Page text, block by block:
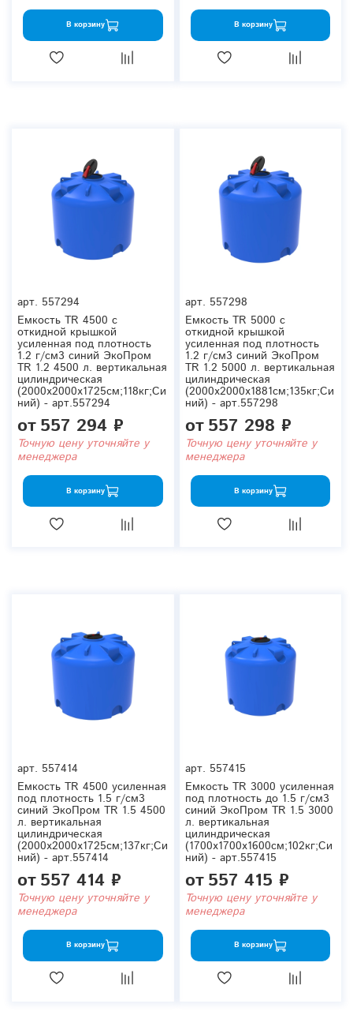
В корзину В корзину
арт. 557294
Емкость TR 4500 с
откидной крышкой
усиленная под плотность
1.2 г/см3 синий ЭкоПром
TR 1.2 4500 л. вертикальная
цилиндрическая
(2000x2000x1725см;118кг;Си
ний) - арт.557294
от557 294 ₽
Точную цену уточняйте у
менеджера
В корзину
арт. 557298
Емкость TR 5000 с
откидной крышкой
усиленная под плотность
1.2 г/см3 синий ЭкоПром
TR 1.2 5000 л. вертикальная
цилиндрическая
(2000x2000x1881см;135кг;Си
ний) - арт.557298
от557 298 ₽
Точную цену уточняйте у
менеджера
В корзину
арт. 557414
Емкость TR 4500 усиленная
под плотность 1.5 г/см3
синий ЭкоПром TR 1.5 4500
л. вертикальная
цилиндрическая
(2000x2000x1725см;137кг;Си
ний) - арт.557414
от557 414 ₽
Точную цену уточняйте у
менеджера
В корзину
арт. 557415
Емкость TR 3000 усиленная
под плотность до 1.5 г/см3
синий ЭкоПром TR 1.5 3000
л. вертикальная
цилиндрическая
(1700x1700x1600см;102кг;Си
ний) - арт.557415
от557 415 ₽
Точную цену уточняйте у
менеджера
В корзину